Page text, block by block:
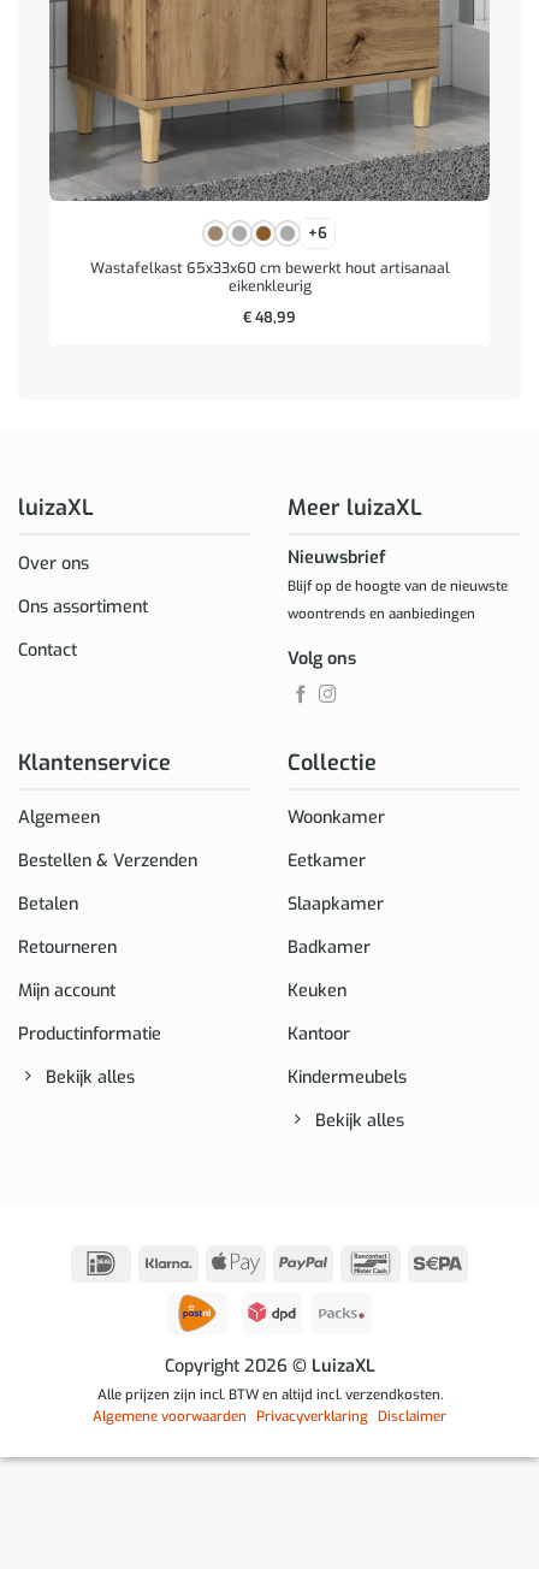
+6
Wastafelkast 65x33x60 cm bewerkt hout artisanaal
eikenkleurig
€48,99
luizaXL
Over ons
Ons assortiment
Contact
Klantenservice
Algemeen
Bestellen & Verzenden
Betalen
Retourneren
Mijn account
Productinformatie
Bekijk alles
Collectie
Woonkamer
Eetkamer
Slaapkamer
Badkamer
Keuken
Kantoor
Kindermeubels
Bekijk alles
Meer luizaXL
Nieuwsbrief
Blijf op de hoogte van de nieuwste
woontrends en aanbiedingen
Volg ons
IDeal Klarna
Apple
PayPal BancontactSepa
Copyright 2026 © LuizaXL
Alle prijzen zijn incl. BTW en altijd incl. verzendkosten.
Algemene voorwaarden Privacyverklaring Disclaimer